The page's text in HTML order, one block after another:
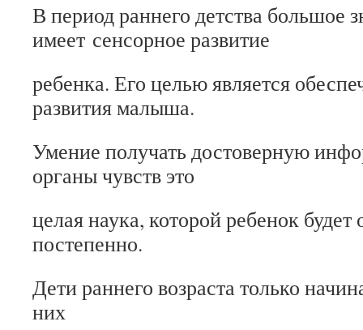
В период раннего детства большое
имеет сенсорное развитие
ребенка. Его целью является
развития малыша.
Умение получать достоверную
органы чувств это
целая наука, которой ребенок будет
постепенно.
Дети раннего возраста только
них